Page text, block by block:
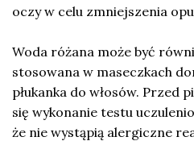
oczy w celu zmniejszenia
Woda różana może być
stosowana w maseczkach
płukanka do włosów. Przed
się wykonanie testu
że nie wystąpią alergiczne